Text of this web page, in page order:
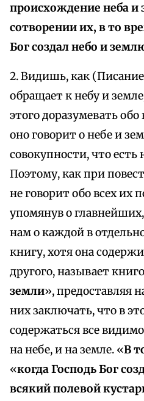
происхождение неба и
сотворении их, в то
Бог создал небо и
2. Видишь, как
обращает к небу и
этого доразумевать
оно говорит о небе и
совокупности, что есть
Поэтому, как при
не говорит обо всех их
упомянув о
нам о каждой в
книгу, хотя она
другого, называет
земли», предоставляя
них заключать, что в
содержаться все
на небе, и на земле. «В
«когда Господь Бог
всякий полевой